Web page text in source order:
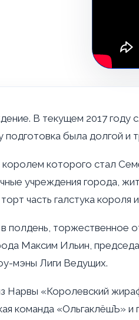
В текущем 2017 году
была долгой и
которого стал
учреждения города,
часть галстука короля
полдень, торжественное
Максим Ильин,
мэны Лиги Ведущих.
Нарвы «Королевский
команда «ОльгаклёшЪ» и